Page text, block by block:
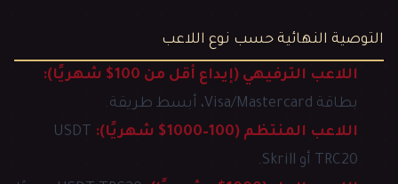
التوصية النهائية حسب نوع اللاعب
اللاعب الترفيهي (إيداع أقل من 100$ شهريًا):
بطاقة Visa/Mastercard، أبسط طريقة.
اللاعب المنتظم (100–1000$ شهريًا):
USDT
TRC20 أو Skrill.